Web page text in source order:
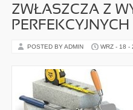
ZWŁASZCZA Z
PERFEKCYJNYCH
POSTED BY ADMIN WRZ - 18 -